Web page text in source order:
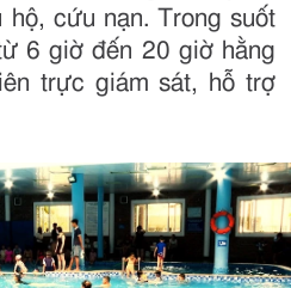
cứu nạn. Trong suốt
6 giờ đến 20 giờ hằng
trực giám sát, hỗ trợ